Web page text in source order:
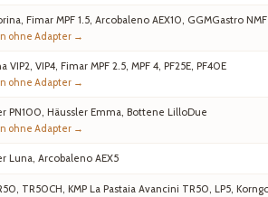
Fimar MPF 1.5, Arcobaleno AEX10, GGMGastro
ohne Adapter →
VIP2, VIP4, Fimar MPF 2.5, MPF 4, PF25E, PF40E
ohne Adapter →
PN100, Häussler Emma, Bottene LilloDue
ohne Adapter →
Luna, Arcobaleno AEX5
TR50CH, KMP La Pastaia Avancini TR50, LP5,